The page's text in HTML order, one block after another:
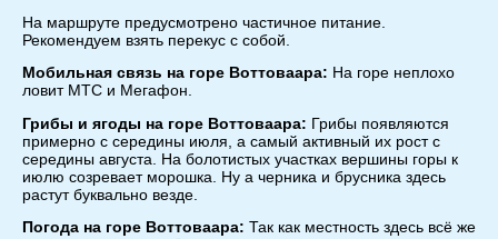
На маршруте предусмотрено частичное питание.
Рекомендуем взять перекус с собой.
Мобильная связь на горе Воттоваара: На горе неплохо
ловит МТС и Мегафон.
Грибы и ягоды на горе Воттоваара: Грибы появляются
примерно с середины июля, а самый активный их рост с
середины августа. На болотистых участках вершины горы к
июлю созревает морошка. Ну а черника и брусника здесь
растут буквально везде.
Погода на горе Воттоваара: Так как местность здесь всё же